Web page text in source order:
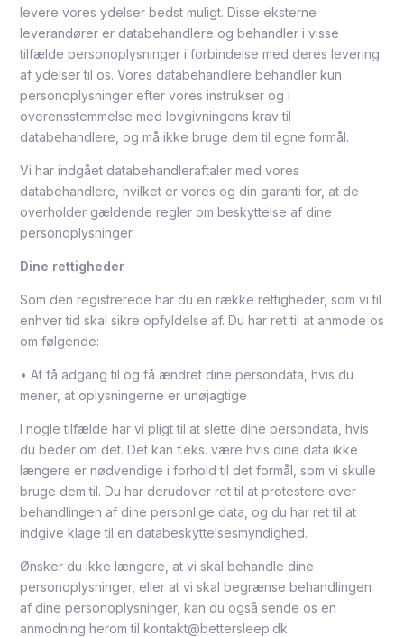
levere vores ydelser bedst muligt. Disse eksterne
leverandører er databehandlere og behandler i visse
tilfælde personoplysninger i forbindelse med deres levering
af ydelser til os. Vores databehandlere behandler kun
personoplysninger efter vores instrukser og i
overensstemmelse med lovgivningens krav til
databehandlere, og må ikke bruge dem til egne formål.
Vi har indgået databehandleraftaler med vores
databehandlere, hvilket er vores og din garanti for, at de
overholder gældende regler om beskyttelse af dine
personoplysninger.
Dine rettigheder
Som den registrerede har du en række rettigheder, som vi til
enhver tid skal sikre opfyldelse af. Du har ret til at anmode os
om følgende:
• At få adgang til og få ændret dine persondata, hvis du
mener, at oplysningerne er unøjagtige
I nogle tilfælde har vi pligt til at slette dine persondata, hvis
du beder om det. Det kan f.eks. være hvis dine data ikke
længere er nødvendige i forhold til det formål, som vi skulle
bruge dem til. Du har derudover ret til at protestere over
behandlingen af dine personlige data, og du har ret til at
indgive klage til en databeskyttelsesmyndighed.
Ønsker du ikke længere, at vi skal behandle dine
personoplysninger, eller at vi skal begrænse behandlingen
af dine personoplysninger, kan du også sende os en
anmodning herom til kontakt@bettersleep.dk